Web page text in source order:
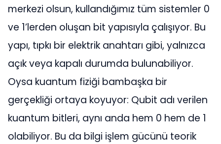
merkezi olsun, kullandığımız tüm sistemler 0
ve 1’lerden oluşan bit yapısıyla çalışıyor. Bu
yapı, tıpkı bir elektrik anahtarı gibi, yalnızca
açık veya kapalı durumda bulunabiliyor.
Oysa kuantum fiziği bambaşka bir
gerçekliği ortaya koyuyor: Qubit adı verilen
kuantum bitleri, aynı anda hem 0 hem de 1
olabiliyor. Bu da bilgi işlem gücünü teorik